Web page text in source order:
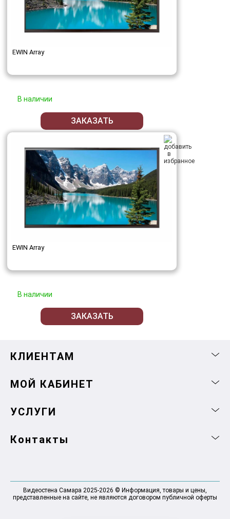
EWIN Array
В наличии
ЗАКАЗАТЬ
EWIN Array
В наличии
ЗАКАЗАТЬ
КЛИЕНТАМ
МОЙ КАБИНЕТ
УСЛУГИ
Контакты
Видеостена Самара 2025-2026 © Информация, товары и цены,
представленные на сайте, не являются договором публичной оферты